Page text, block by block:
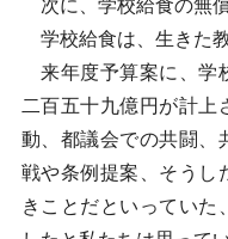
次に、学校給食の無
学校給食は、生きた
来年度予算案に、学
二百五十九億円が計上
動、都議会での共闘、
戦や条例提案、そうし
きことだといっていた